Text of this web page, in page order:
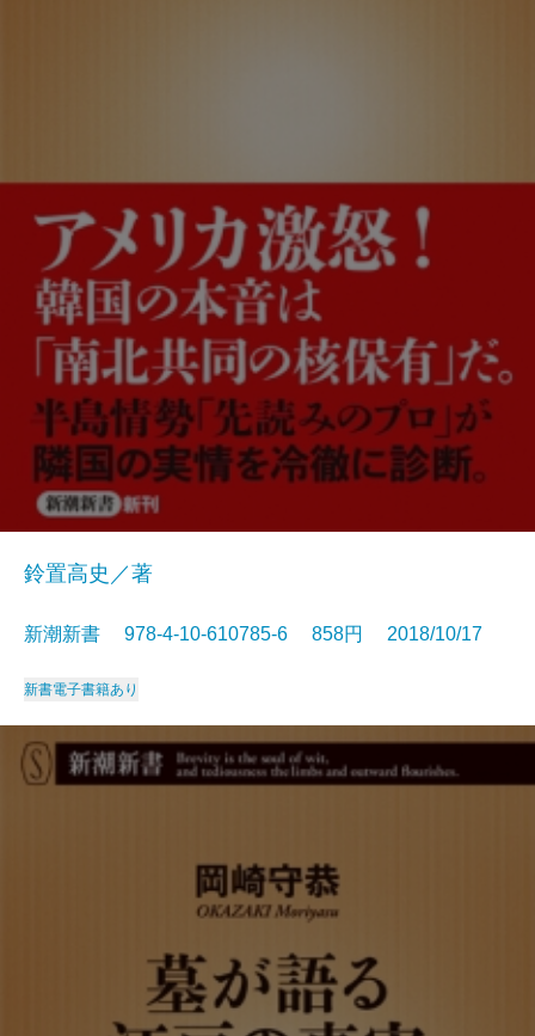
鈴置高史／著
新潮新書 978-4-10-610785-6 858円 2018/10/17
新書電子書籍あり